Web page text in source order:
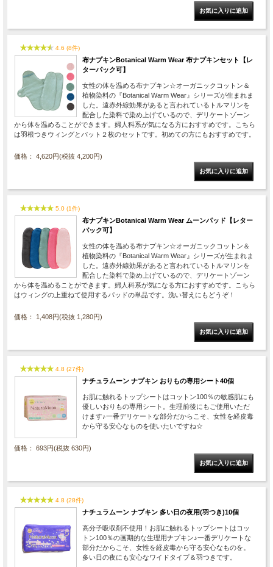
4.6 (8件)
布ナプキンBotanical Warm Wear 布ナプキンセット【レ
ターパック可】
女性の体を温める布ナプキン☆オーガニックコットン＆
植物染料の『Botanical Warm Wear』シリーズが生まれま
した。遠赤外線効果があると言われているトルマリンを
配合した染料で染め上げているので、デリケートゾーン
から体を温めることができます。婦人科系が気になる方におすすめです。こちら
は羽根つきウィングとパット２枚のセットです。初めての方にもおすすめです。
価格： 4,620円(税抜 4,200円)
5.0 (1件)
布ナプキンBotanical Warm Wear ムーンパッド【レター
パック可】
女性の体を温める布ナプキン☆オーガニックコットン＆
植物染料の『Botanical Warm Wear』シリーズが生まれま
した。遠赤外線効果があると言われているトルマリンを
配合した染料で染め上げているので、デリケートゾーン
から体を温めることができます。婦人科系が気になる方におすすめです。こちら
はウィングの上重ねて使用するパッドの単品です。洗い替えにもどうぞ！
価格： 1,408円(税抜 1,280円)
4.8 (27件)
ナチュラムーン ナプキン おりもの専用シート40個
お肌に触れるトップシートはコットン100％の敏感肌にも
優しいおりもの専用シート。生理前後にもご使用いただ
けます♪一番デリケートな部分だからこそ、女性を経皮毒
から守る安心なものを使いたいですね☆
価格： 693円(税抜 630円)
4.8 (28件)
ナチュラムーン ナプキン 多い日の夜用(羽つき)10個
高分子吸収剤不使用！お肌に触れるトップシートはコッ
トン100％の画期的な生理用ナプキン♪一番デリケートな
部分だからこそ、女性を経皮毒から守る安心なものを。
多い日の夜にも安心なワイドタイプ＆羽つきです。